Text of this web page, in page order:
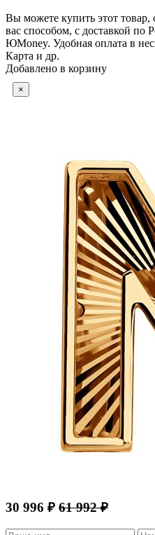
Вы можете купить этот
вас способом, с доставкой по
ЮMoney. Удобная оплата в
Карта и др.
Добавлено в корзину
×
30 996 ₽ 61 992 ₽